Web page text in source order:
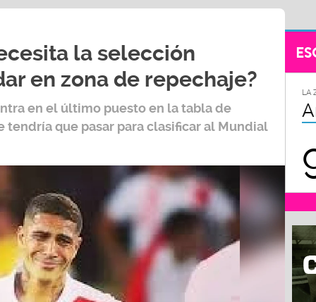
la selección
en zona de repechaje?
en el último puesto en la tabla de
tendría que pasar para clasificar al Mundial
LA